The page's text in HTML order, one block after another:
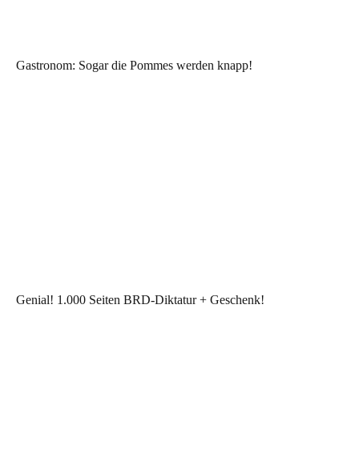
Gastronom: Sogar die Pommes werden knapp!
Genial! 1.000 Seiten BRD-Diktatur + Geschenk!